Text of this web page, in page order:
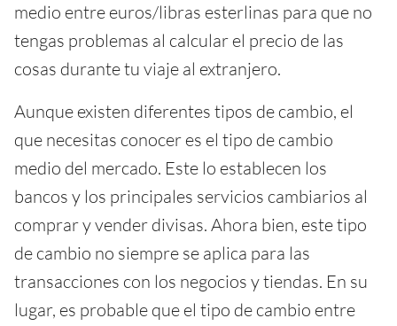
medio entre euros/libras esterlinas para que no
tengas problemas al calcular el precio de las
cosas durante tu viaje al extranjero.
Aunque existen diferentes tipos de cambio, el
que necesitas conocer es el tipo de cambio
medio del mercado. Este lo establecen los
bancos y los principales servicios cambiarios al
comprar y vender divisas. Ahora bien, este tipo
de cambio no siempre se aplica para las
transacciones con los negocios y tiendas. En su
lugar, es probable que el tipo de cambio entre